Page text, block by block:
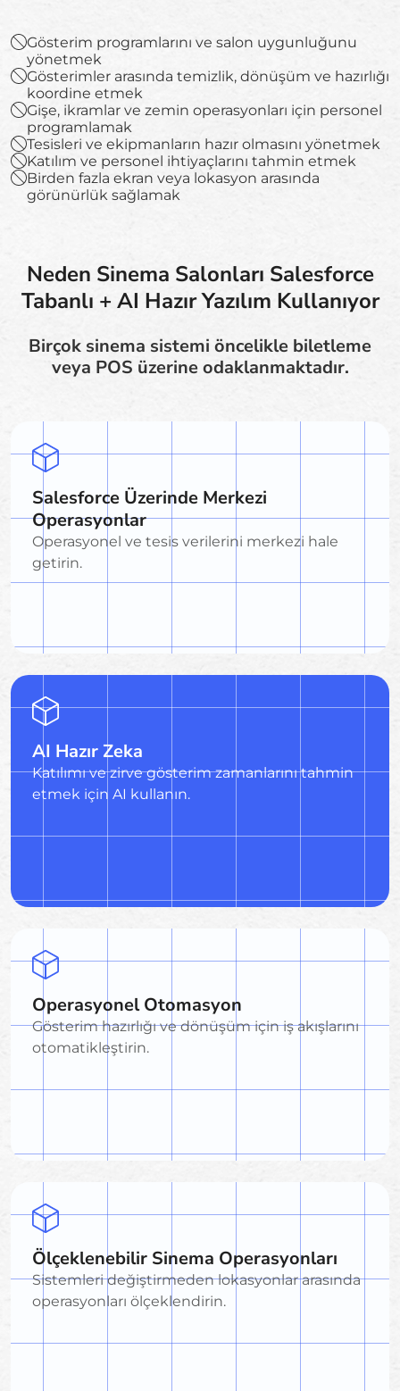
Gösterim programlarını ve salon uygunluğunu
yönetmek
Gösterimler arasında temizlik, dönüşüm ve hazırlığı
koordine etmek
Gişe, ikramlar ve zemin operasyonları için personel
programlamak
Tesisleri ve ekipmanların hazır olmasını yönetmek
Katılım ve personel ihtiyaçlarını tahmin etmek
Birden fazla ekran veya lokasyon arasında
görünürlük sağlamak
Neden Sinema Salonları Salesforce
Tabanlı + AI Hazır Yazılım Kullanıyor
Birçok sinema sistemi öncelikle biletleme
veya POS üzerine odaklanmaktadır.
Salesforce Üzerinde Merkezi
Operasyonlar
Operasyonel ve tesis verilerini merkezi hale
getirin.
AI Hazır Zeka
Katılımı ve zirve gösterim zamanlarını tahmin
etmek için AI kullanın.
Operasyonel Otomasyon
Gösterim hazırlığı ve dönüşüm için iş akışlarını
otomatikleştirin.
Ölçeklenebilir Sinema Operasyonları
Sistemleri değiştirmeden lokasyonlar arasında
operasyonları ölçeklendirin.